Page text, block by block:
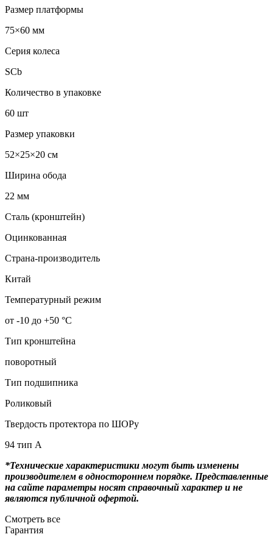
Размер платформы
75×60 мм
Серия колеса
SCb
Количество в упаковке
60 шт
Размер упаковки
52×25×20 см
Ширина обода
22 мм
Сталь (кронштейн)
Оцинкованная
Страна-производитель
Китай
Температурный режим
от -10 до +50 °С
Тип кронштейна
поворотный
Тип подшипника
Роликовый
Твердость протектора по ШОРу
94 тип А
*Технические характеристики могут быть изменены
производителем в одностороннем порядке. Представленные
на сайте параметры носят справочный характер и не
являются публичной офертой.
Смотреть все
Гарантия